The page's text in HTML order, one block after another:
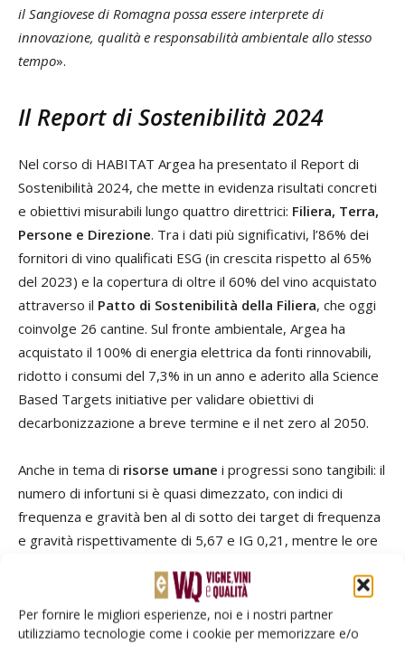
Per fornire le migliori esperienze, noi e i nostri partner
utilizziamo tecnologie come i cookie per memorizzare e/o
il Sangiovese di Romagna possa essere interprete di
innovazione, qualità e responsabilità ambientale allo stesso
tempo».
Il Report di Sostenibilità 2024
Nel corso di HABITAT Argea ha presentato il Report di
Sostenibilità 2024, che mette in evidenza risultati concreti
e obiettivi misurabili lungo quattro direttrici: Filiera, Terra,
Persone e Direzione. Tra i dati più significativi, l’86% dei
fornitori di vino qualificati ESG (in crescita rispetto al 65%
del 2023) e la copertura di oltre il 60% del vino acquistato
attraverso il Patto di Sostenibilità della Filiera, che oggi
coinvolge 26 cantine. Sul fronte ambientale, Argea ha
acquistato il 100% di energia elettrica da fonti rinnovabili,
ridotto i consumi del 7,3% in un anno e aderito alla Science
Based Targets initiative per validare obiettivi di
decarbonizzazione a breve termine e il net zero al 2050.
Anche in tema di risorse umane i progressi sono tangibili: il
numero di infortuni si è quasi dimezzato, con indici di
frequenza e gravità ben al di sotto dei target di frequenza
e gravità rispettivamente di 5,67 e IG 0,21, mentre le ore
dedicate a salute e sicurezza. Sul fronte del
packaging, il
tasso di riciclo ha raggiunto ottimi risultati grazie
all’impiego di bottiglie riciclate (70%), cartoni (40%) e tappi